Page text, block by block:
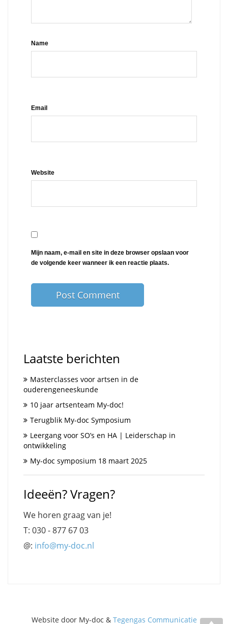
Name
Email
Website
Mijn naam, e-mail en site in deze browser opslaan voor
de volgende keer wanneer ik een reactie plaats.
Laatste berichten
Masterclasses voor artsen in de
ouderengeneeskunde
10 jaar artsenteam My-doc!
Terugblik My-doc Symposium
Leergang voor SO’s en HA | Leiderschap in
ontwikkeling
My-doc symposium 18 maart 2025
Ideeën? Vragen?
We horen graag van je!
T: 030 - 877 67 03
@: info@my-doc.nl
Website door My-doc & Tegengas Communicatie